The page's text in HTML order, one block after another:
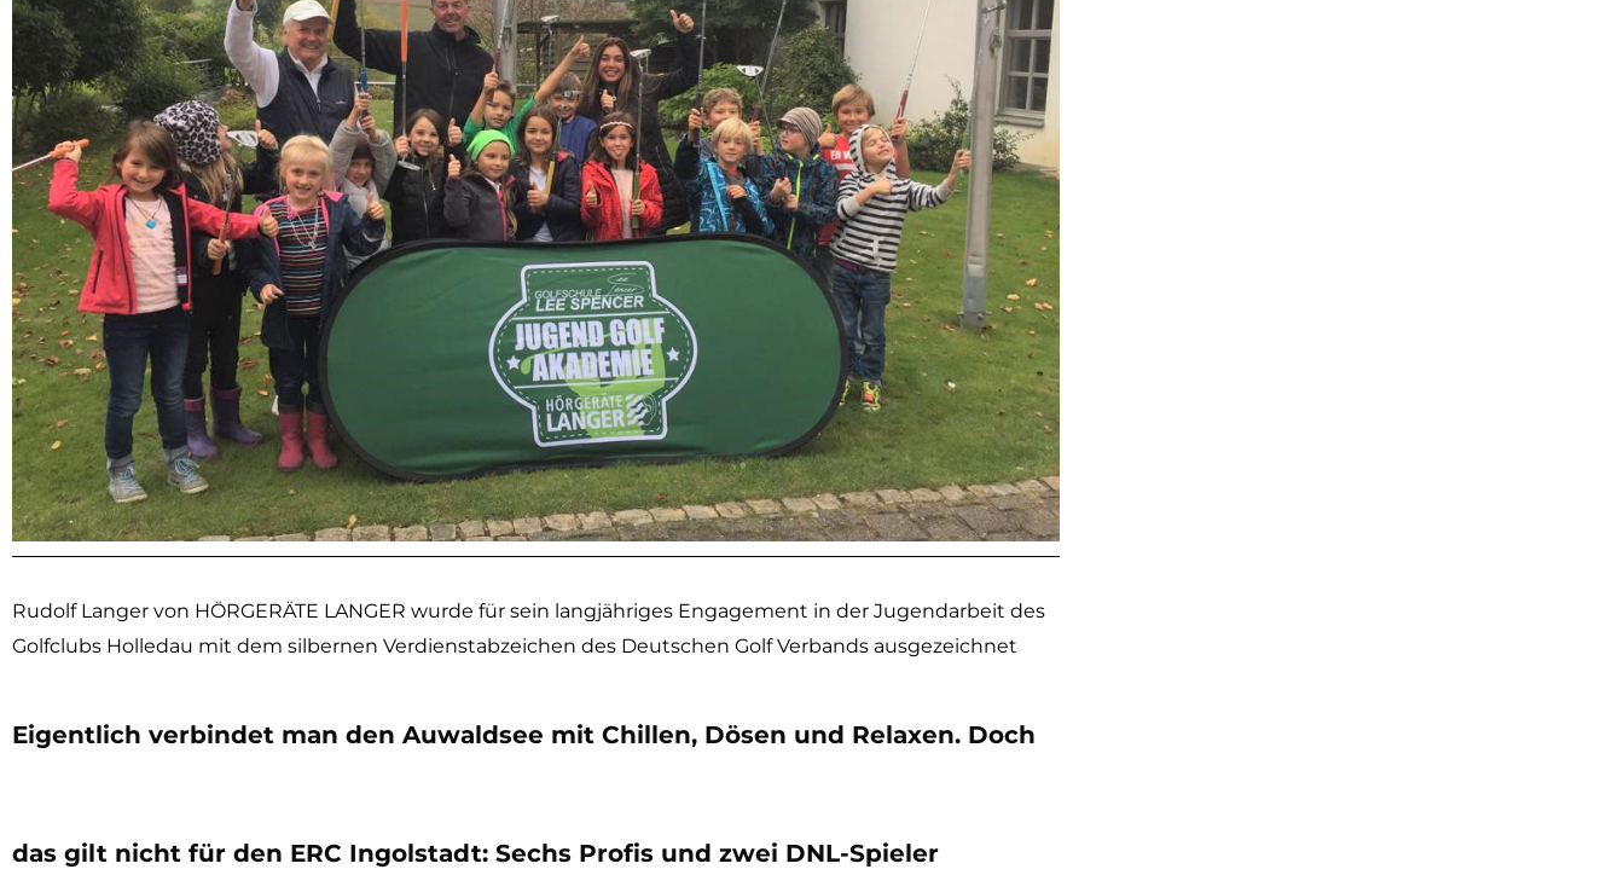
Rudolf Langer von HÖRGERÄTE LANGER wurde für sein langjähriges Engagement in der Jugendarbeit des
Golfclubs Holledau mit dem silbernen Verdienstabzeichen des Deutschen Golf Verbands ausgezeichnet
Eigentlich verbindet man den Auwaldsee mit Chillen, Dösen und Relaxen. Doch
das gilt nicht für den ERC Ingolstadt: Sechs Profis und zwei DNL-Spieler